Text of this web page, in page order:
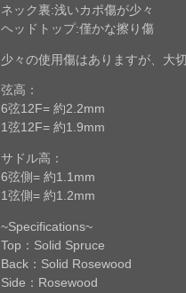
ネック裏:浅いカポ傷が少々
ヘッドトップ:僅かな擦り傷
少々の使用傷はありますが、大
弦高：
6弦12F= 約2.2mm
1弦12F= 約1.9mm
サドル高：
6弦側= 約1.1mm
1弦側= 約1.2mm
~Specifications~
Top：Solid Spruce
Back：Solid Rosewood
Side：Rosewood